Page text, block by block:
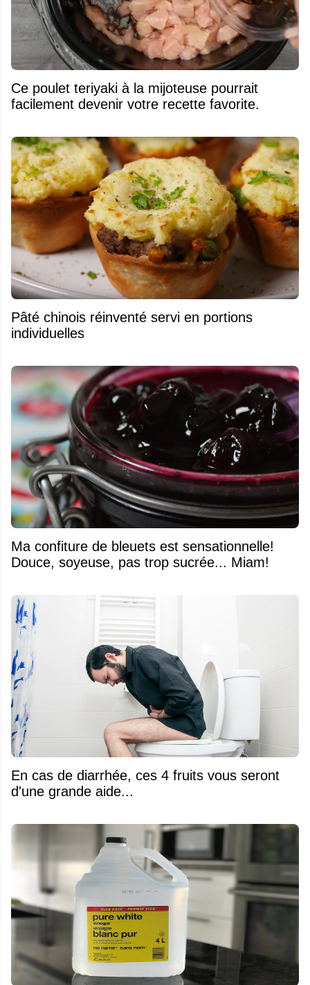
Ce poulet teriyaki à la mijoteuse pourrait
facilement devenir votre recette favorite.
Pâté chinois réinventé servi en portions
individuelles
Ma confiture de bleuets est sensationnelle!
Douce, soyeuse, pas trop sucrée... Miam!
En cas de diarrhée, ces 4 fruits vous seront
d'une grande aide...